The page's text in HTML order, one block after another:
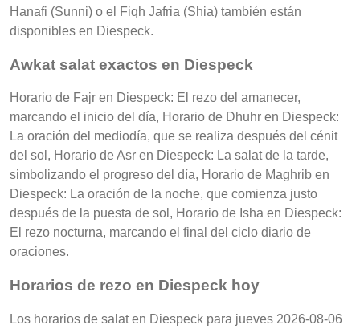
Hanafi (Sunni) o el Fiqh Jafria (Shia) también están
disponibles en Diespeck.
Awkat salat exactos en Diespeck
Horario de Fajr en Diespeck: El rezo del amanecer,
marcando el inicio del día, Horario de Dhuhr en Diespeck:
La oración del mediodía, que se realiza después del cénit
del sol, Horario de Asr en Diespeck: La salat de la tarde,
simbolizando el progreso del día, Horario de Maghrib en
Diespeck: La oración de la noche, que comienza justo
después de la puesta de sol, Horario de Isha en Diespeck:
El rezo nocturna, marcando el final del ciclo diario de
oraciones.
Horarios de rezo en Diespeck hoy
Los horarios de salat en Diespeck para jueves 2026-08-06